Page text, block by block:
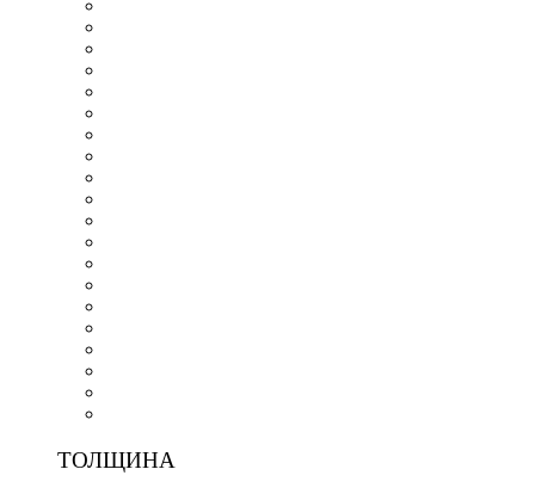
ТОЛЩИНА